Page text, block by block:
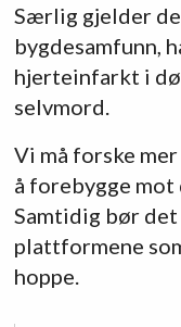
Særlig gjelder
bygdesamfunn,
hjerteinfarkt i
selvmord.
Vi må forske
å forebygge
Samtidig bør det
plattformene
hoppe.